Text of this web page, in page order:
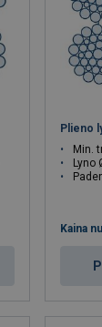
Plieno
Min.
Lyno
Kaina